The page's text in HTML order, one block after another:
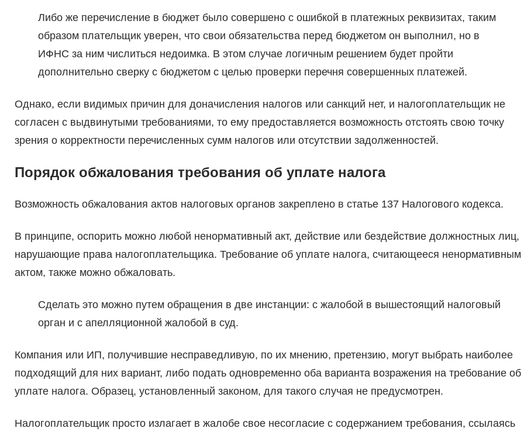
Либо же перечисление в бюджет было совершено с ошибкой в платежных реквизитах, таким
образом плательщик уверен, что свои обязательства перед бюджетом он выполнил, но в
ИФНС за ним числиться недоимка. В этом случае логичным решением будет пройти
дополнительно сверку с бюджетом с целью проверки перечня совершенных платежей.
Однако, если видимых причин для доначисления налогов или санкций нет, и налогоплательщик не
согласен с выдвинутыми требованиями, то ему предоставляется возможность отстоять свою точку
зрения о корректности перечисленных сумм налогов или отсутствии задолженностей.
Порядок обжалования требования об уплате налога
Возможность обжалования актов налоговых органов закреплено в статье 137 Налогового кодекса.
В принципе, оспорить можно любой ненормативный акт, действие или бездействие должностных лиц,
нарушающие права налогоплательщика. Требование об уплате налога, считающееся ненормативным
актом, также можно обжаловать.
Сделать это можно путем обращения в две инстанции: с жалобой в вышестоящий налоговый
орган и с апелляционной жалобой в суд.
Компания или ИП, получившие несправедливую, по их мнению, претензию, могут выбрать наиболее
подходящий для них вариант, либо подать одновременно оба варианта возражения на требование об
уплате налога. Образец, установленный законом, для такого случая не предусмотрен.
Налогоплательщик просто излагает в жалобе свое несогласие с содержанием требования, ссылаясь